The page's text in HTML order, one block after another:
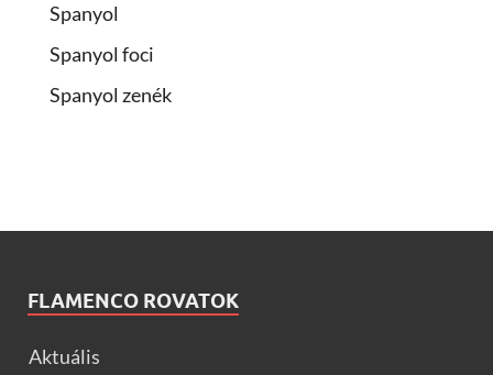
Spanyol
Spanyol foci
Spanyol zenék
FLAMENCO ROVATOK
Aktuális